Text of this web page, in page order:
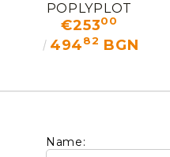
POPLYPLOT
€25300
49482 BGN
Name: